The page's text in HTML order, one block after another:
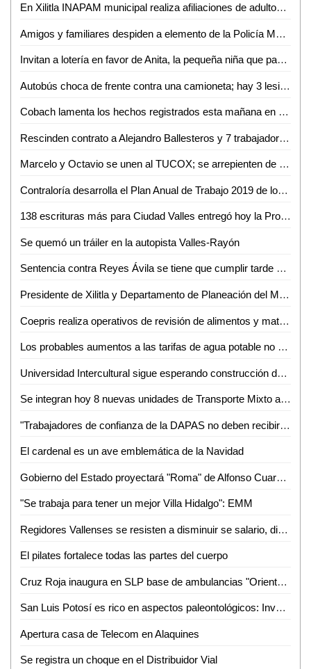
En Xilitla INAPAM municipal realiza afiliaciones de adultos mayores
Amigos y familiares despiden a elemento de la Policía Municipal fallecido
Invitan a lotería en favor de Anita, la pequeña niña que padece de atrofia cerebral
Autobús choca de frente contra una camioneta; hay 3 lesionados
Cobach lamenta los hechos registrados esta mañana en plantel 08 de Xilitla
Rescinden contrato a Alejandro Ballesteros y 7 trabajadores más
Marcelo y Octavio se unen al TUCOX; se arrepienten de haber apoyado a Xavier Azuara
Contraloría desarrolla el Plan Anual de Trabajo 2019 de los órganos internos de control
138 escrituras más para Ciudad Valles entregó hoy la Promotora del Estado
Se quemó un tráiler en la autopista Valles-Rayón
Sentencia contra Reyes Ávila se tiene que cumplir tarde o temprano: LACM
Presidente de Xilitla y Departamento de Planeación del Municipio formalizan integración del COPLADEM
Coepris realiza operativos de revisión de alimentos y matanza de cerdos
Los probables aumentos a las tarifas de agua potable no son responsabilidad de la ASE
Universidad Intercultural sigue esperando construcción de camino por parte del Ayuntamiento
Se integran hoy 8 nuevas unidades de Transporte Mixto a rutas de Valles
"Trabajadores de confianza de la DAPAS no deben recibir aguinaldo, incluyendo a Edgar Sánchez": Alejandro Ballesteros
El cardenal es un ave emblemática de la Navidad
Gobierno del Estado proyectará "Roma" de Alfonso Cuarón en la Cineteca Alameda
"Se trabaja para tener un mejor Villa Hidalgo": EMM
Regidores Vallenses se resisten a disminuir se salario, dicen que legalmente no se puede
El pilates fortalece todas las partes del cuerpo
Cruz Roja inaugura en SLP base de ambulancias "Oriente-Sur"
San Luis Potosí es rico en aspectos paleontológicos: Investigador de la UASLP
Apertura casa de Telecom en Alaquines
Se registra un choque en el Distribuidor Vial